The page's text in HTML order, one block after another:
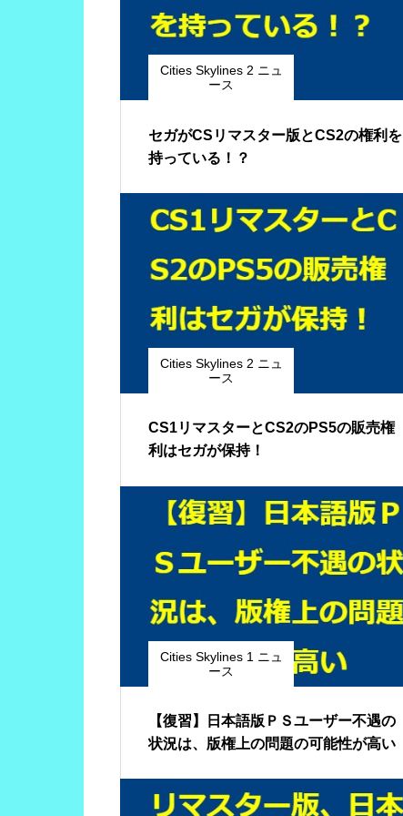
Cities Skylines 2 ニュ
ース
セガがCSリマスター版とCS2の権利を
持っている！？
Cities Skylines 2 ニュ
ース
CS1リマスターとCS2のPS5の販売権
利はセガが保持！
Cities Skylines 1 ニュ
ース
【復習】日本語版ＰＳユーザー不遇の
状況は、版権上の問題の可能性が高い